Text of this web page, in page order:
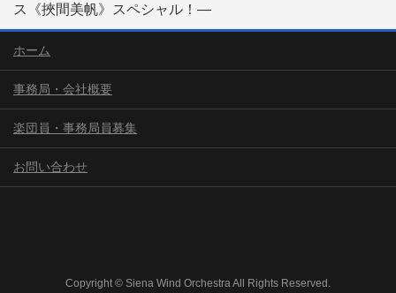
ス《挾間美帆》スペシャル！―
ホーム
事務局・会社概要
楽団員・事務局員募集
お問い合わせ
Copyright © Siena Wind Orchestra All Rights Reserved.